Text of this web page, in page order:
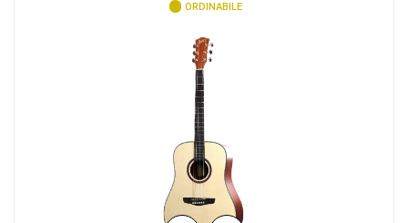
ORDINABILE